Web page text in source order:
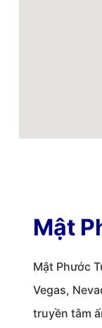
Mật
Mật Phước
Vegas,
truyền tâm